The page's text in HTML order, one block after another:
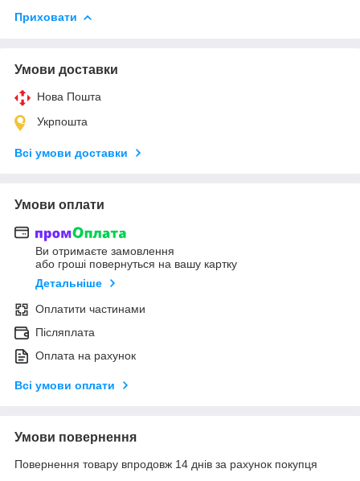
Приховати
Умови доставки
Нова Пошта
Укрпошта
Всі умови доставки
Умови оплати
Ви отримаєте замовлення
або гроші повернуться на вашу картку
Детальніше
Оплатити частинами
Післяплата
Оплата на рахунок
Всі умови оплати
Умови повернення
Повернення товару впродовж 14 днів за рахунок покупця